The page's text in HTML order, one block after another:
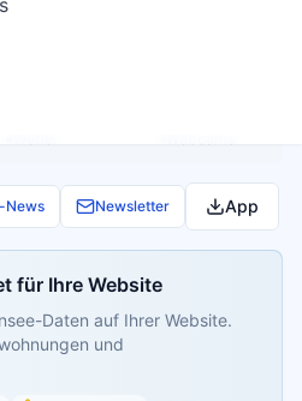
News Newsletter App
für Ihre Website
Daten auf Ihrer Website.
und